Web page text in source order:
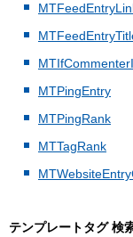
MTPingEntry
MTPingRank
MTTagRank
テンプレートタグ 検